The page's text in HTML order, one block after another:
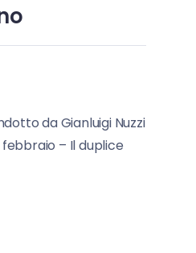
da Gianluigi Nuzzi
– Il duplice